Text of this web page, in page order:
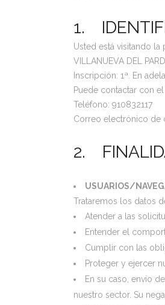
1.
Usted está visitando la
VILLANUEVA DEL
Inscripción: 1ª. En
Puede contactar con
Teléfono: 910832117
Correo electrónico de
2.
USUARIOS/
Trataremos los datos
Atender a las
Entender el
Cumplir con las
Proteger y ejercer
En su caso, envío
nuestro sector. Su